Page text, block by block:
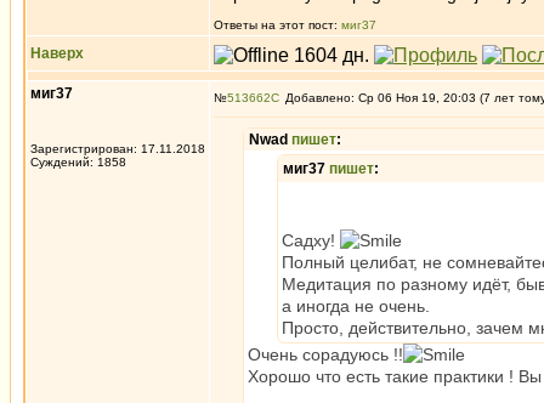
Ответы на этот пост: миг37
Наверх
миг37
Зарегистрирован: 17.11.2018
Суждений: 1858
№513662 Добавлено: Ср 06 Ноя 19, 20:03 (7 лет
Nwad пишет:
миг37 пишет:
Садху!
Полный целибат, не
Медитация по разному идёт,
а иногда не очень.
Просто, действительно, зачем
Очень сорадуюсь !!
Хорошо что есть такие практики !